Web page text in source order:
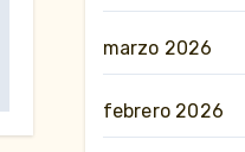
marzo 2026
febrero 2026